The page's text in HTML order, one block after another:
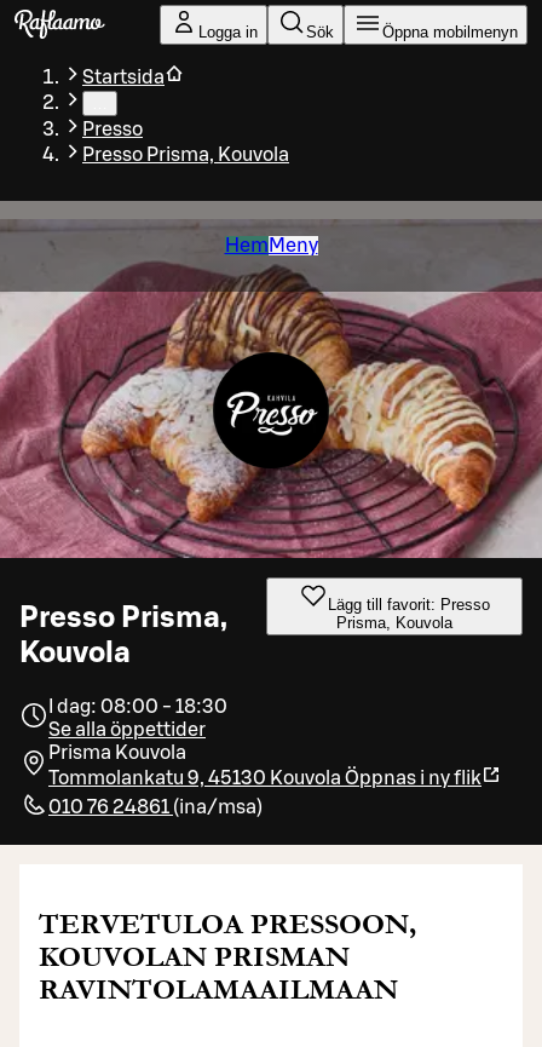
Gå till huvudinnehållet
Logga in Sök Öppna mobilmenyn
Startsida
Presso
Presso Prisma, Kouvola
Hem Meny
Presso Prisma,
Kouvola
Lägg till favorit: Presso
Prisma, Kouvola
I dag: 08:00 - 18:30
Se alla öppettider
Prisma Kouvola
Tommolankatu 9, 45130 Kouvola Öppnas i ny flik
010 76 24861 (ina/msa)
TERVETULOA PRESSOON,
KOUVOLAN PRISMAN
RAVINTOLAMAAILMAAN